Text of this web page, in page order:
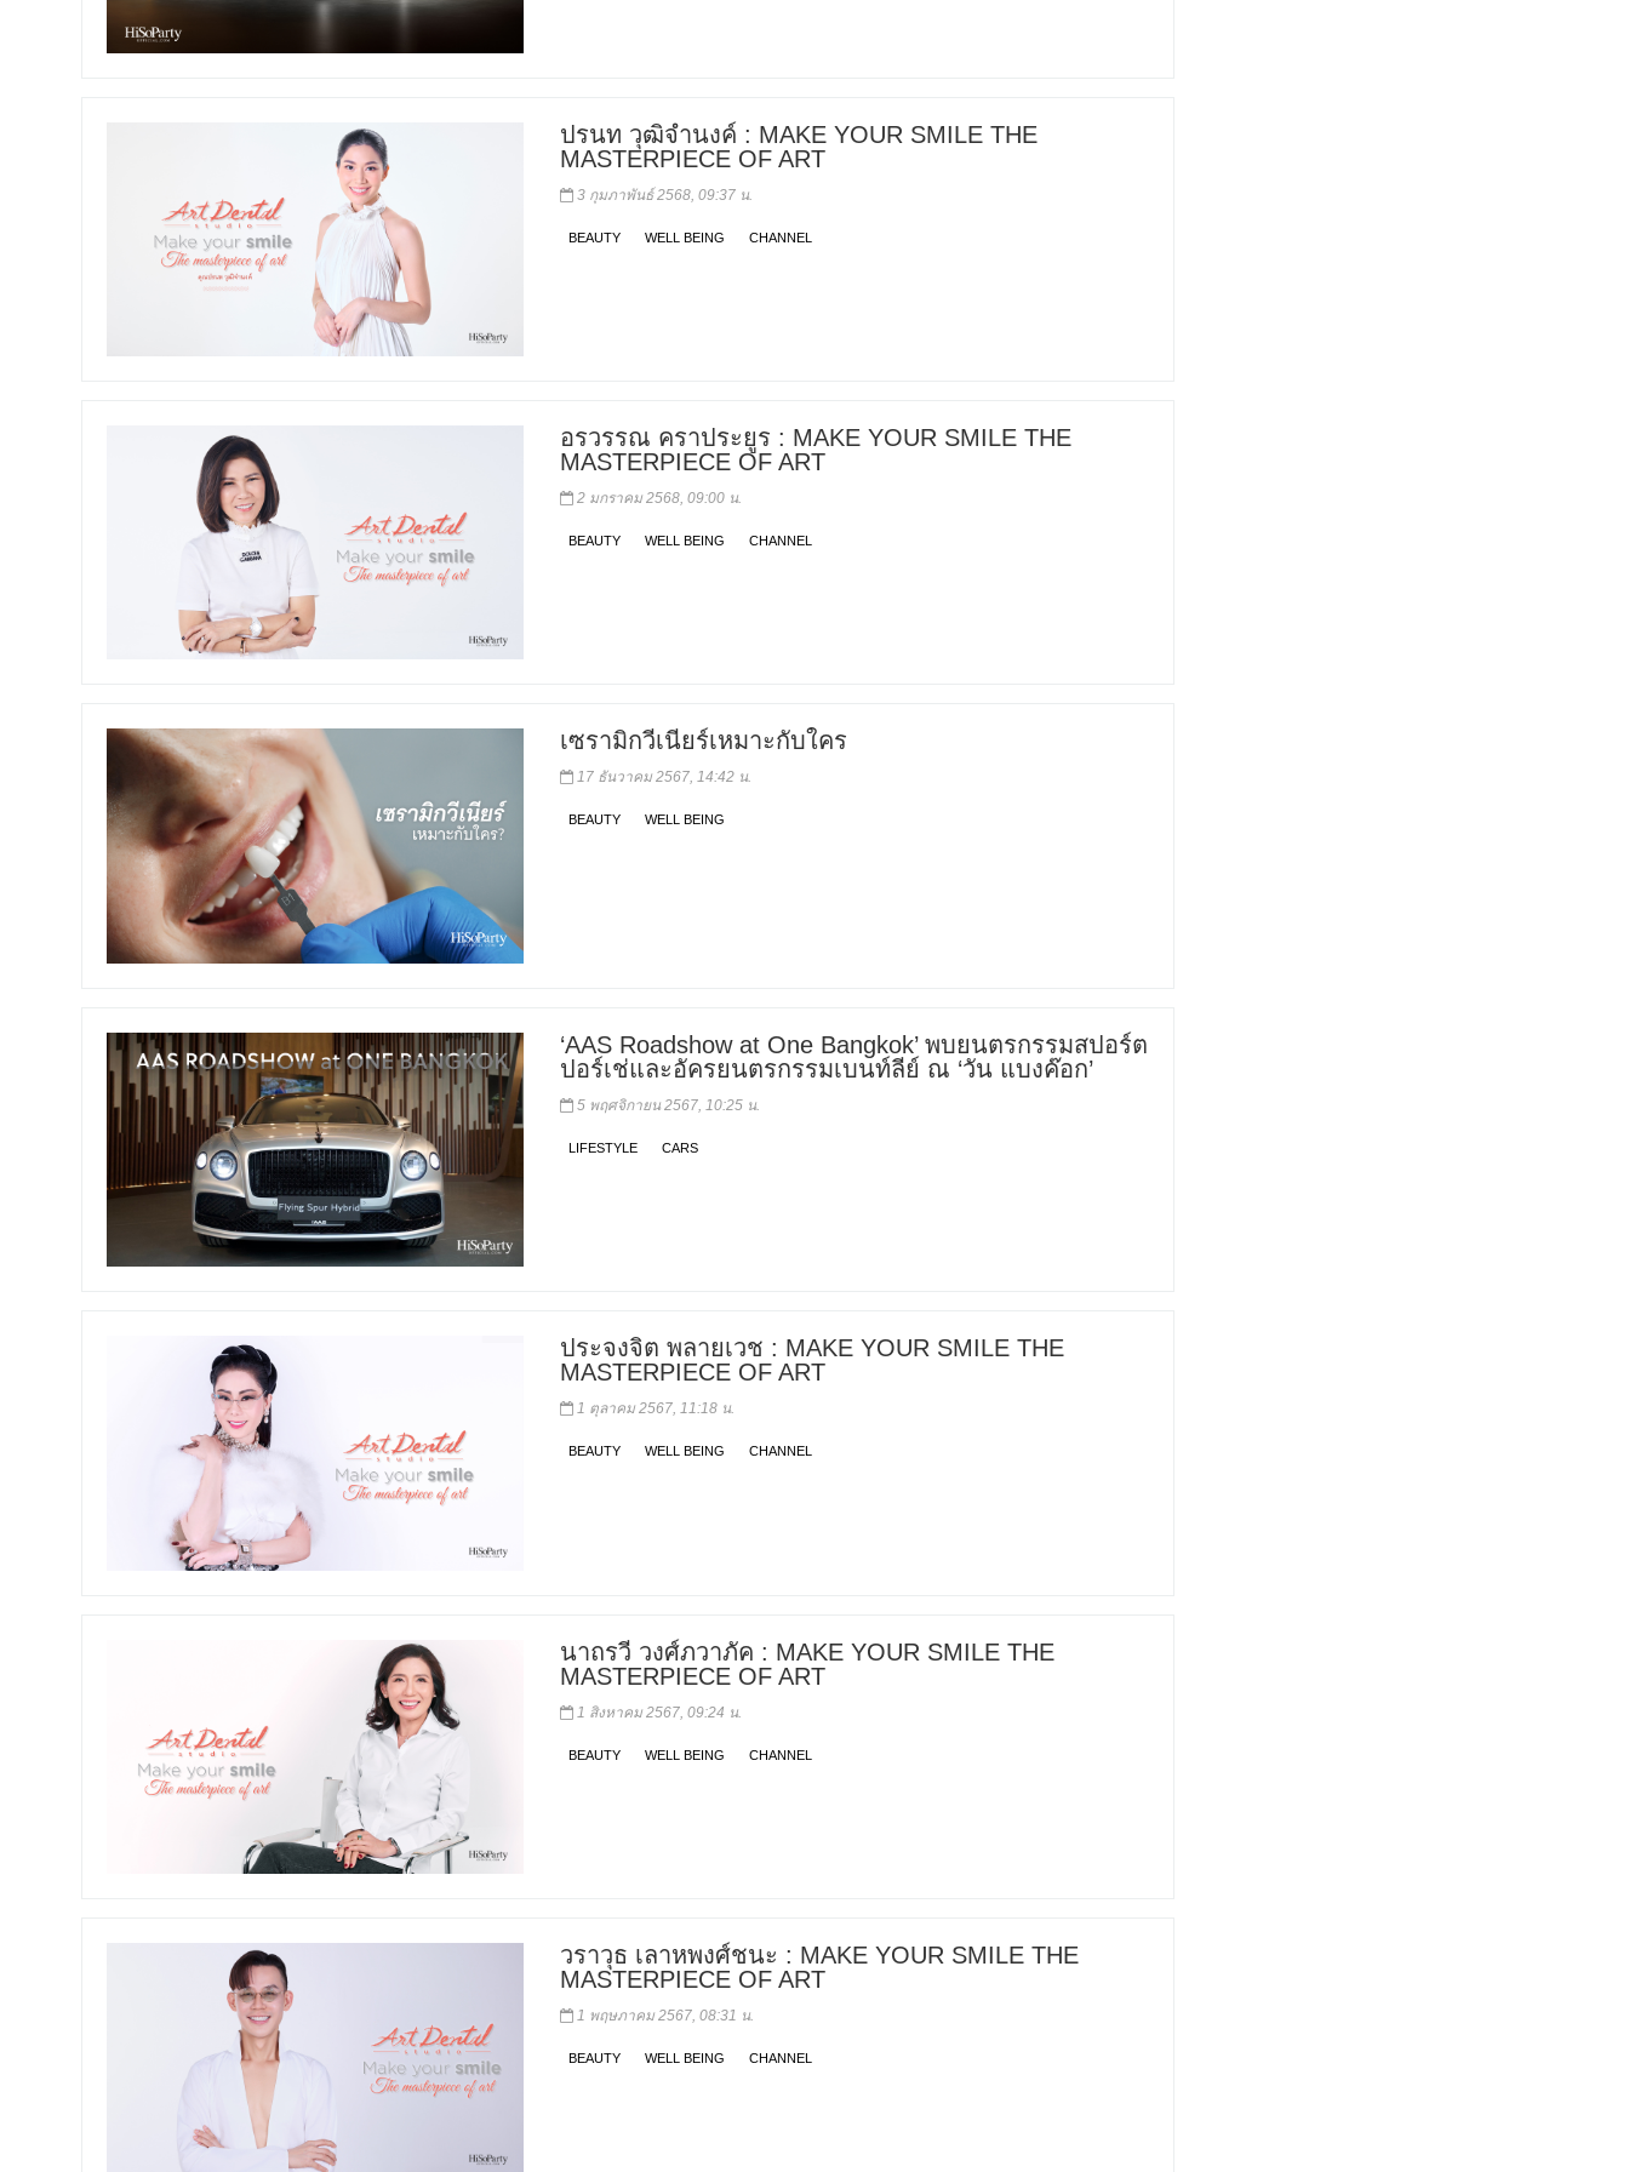
ปรนท วุฒิจำนงค์ : MAKE YOUR SMILE THE
MASTERPIECE OF ART
3 กุมภาพันธ์ 2568, 09:37 น.
BEAUTY WELL BEING CHANNEL
อรวรรณ คราประยูร : MAKE YOUR SMILE THE
MASTERPIECE OF ART
2 มกราคม 2568, 09:00 น.
BEAUTY WELL BEING CHANNEL
เซรามิกวีเนียร์เหมาะกับใคร
17 ธันวาคม 2567, 14:42 น.
BEAUTY WELL BEING
‘AAS Roadshow at One Bangkok’ พบยนตรกรรมสปอร์ต
ปอร์เช่และอัครยนตรกรรมเบนท์ลีย์ ณ ‘วัน แบงค๊อก’
5 พฤศจิกายน 2567, 10:25 น.
LIFESTYLE CARS
ประจงจิต พลายเวช : MAKE YOUR SMILE THE
MASTERPIECE OF ART
1 ตุลาคม 2567, 11:18 น.
BEAUTY WELL BEING CHANNEL
นาถรวี วงศ์ภวาภัค : MAKE YOUR SMILE THE
MASTERPIECE OF ART
1 สิงหาคม 2567, 09:24 น.
BEAUTY WELL BEING CHANNEL
วราวุธ เลาหพงศ์ชนะ : MAKE YOUR SMILE THE
MASTERPIECE OF ART
1 พฤษภาคม 2567, 08:31 น.
BEAUTY WELL BEING CHANNEL